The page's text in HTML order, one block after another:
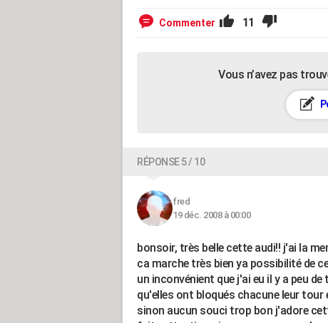
Commenter 11
Vous n’avez pas
RÉPONSE 5 / 10
fred
19 déc. 2008 à 00:00
bonsoir, très belle cette audi!! j'ai la
ca marche très bien ya possibilité de
un inconvénient que j'ai eu il y a peu
qu'elles ont bloqués chacune leur tour
sinon aucun souci trop bon j'adore